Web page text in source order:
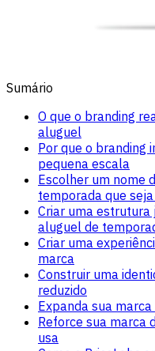
Sumário
O que o branding
aluguel
Por que o branding
pequena escala
Escolher um nome
temporada que
Criar uma estrutura
aluguel de
Criar uma
marca
Construir uma
reduzido
Expanda sua
Reforce sua marca
usa